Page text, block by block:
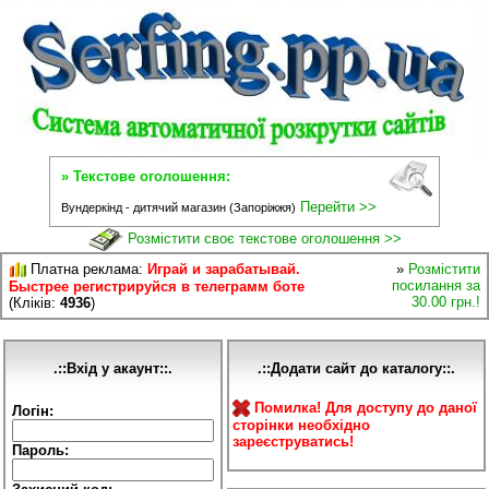
» Текстове оголошення:
Вундеркінд - дитячий магазин (Запоріжжя) Перейти >>
Розмістити своє текстове оголошення >>
Платна реклама: Играй и зарабатывай.
Быстрее регистрируйся в телеграмм боте
(Кліків: 4936)
» Розмістити
посилання за
30.00 грн.!
.::Вхід у акаунт::.
Логін:
Пароль:
.::Додати сайт до каталогу::.
Помилка! Для доступу до даної
сторінки необхідно
зареєструватись!